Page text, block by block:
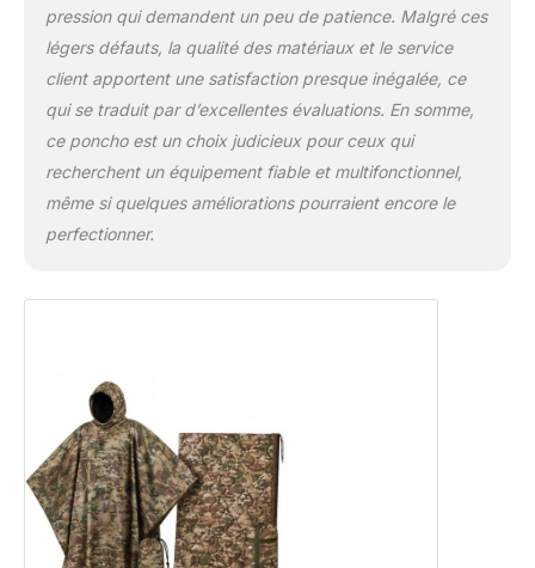
sac de transport, litière de transport
d'urgence, housse de hamac, séparateur de
tente, écran d'intimité, couverture de plage,
store de dissimulation, et plus encore. USGI
INDUSTRIES : USGI Industries est une
marque détenue par des vétérans
handicapés. Tous les produits sont conçus
et emballés aux États-Unis. Des parties de
chaque vente sont reversées à l'appui des
organisations d'anciens combattants et de
pression qui demandent un peu de patience. Malgré ces
légers défauts, la qualité des matériaux et le service
client apportent une satisfaction presque inégalée, ce
qui se traduit par d’excellentes évaluations. En somme,
ce poncho est un choix judicieux pour ceux qui
recherchent un équipement fiable et multifonctionnel,
même si quelques améliorations pourraient encore le
perfectionner.